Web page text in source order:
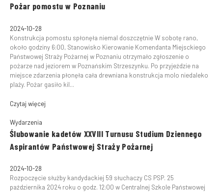
Pożar pomostu w Poznaniu
2024-10-28
Konstrukcja pomostu spłonęła niemal doszczętnie W sobotę rano,
około godziny 6:00, Stanowisko Kierowanie Komendanta Miejsckiego
Państwowej Straży Pożarnej w Poznaniu otrzymało zgłoszenie o
pożarze nad jeziorem w Poznańskim Strzeszynku. Po przyjeździe na
miejsce zdarzenia płonęła cała drewniana konstrukcja molo niedaleko
plaży. Pożar gasiło kil...
Czytaj więcej
Wydarzenia
Ślubowanie kadetów XXVIII Turnusu Studium Dziennego
Aspirantów Państwowej Straży Pożarnej
2024-10-28
Rozpoczęcie służby kandydackiej 59 słuchaczy CS PSP. 25
października 2024 roku o godz. 12:00 w Centralnej Szkole Państwowej